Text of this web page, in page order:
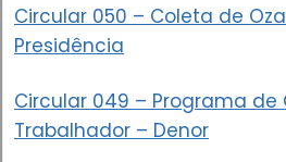
Circular 050 – Coleta de
Presidência
Circular 049 – Programa de
Trabalhador – Denor